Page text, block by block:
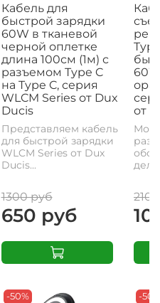
Кабель для
быстрой зарядки
60W в тканевой
черной оплетке
длина 100см (1м) с
разъемом Type C
на Type C, серия
WLCM Series от Dux
Ducis
Представляем кабель
для быстрой зарядки
WLCM Series от Dux
Ducis...
1300 руб
650 руб
от
-50% -